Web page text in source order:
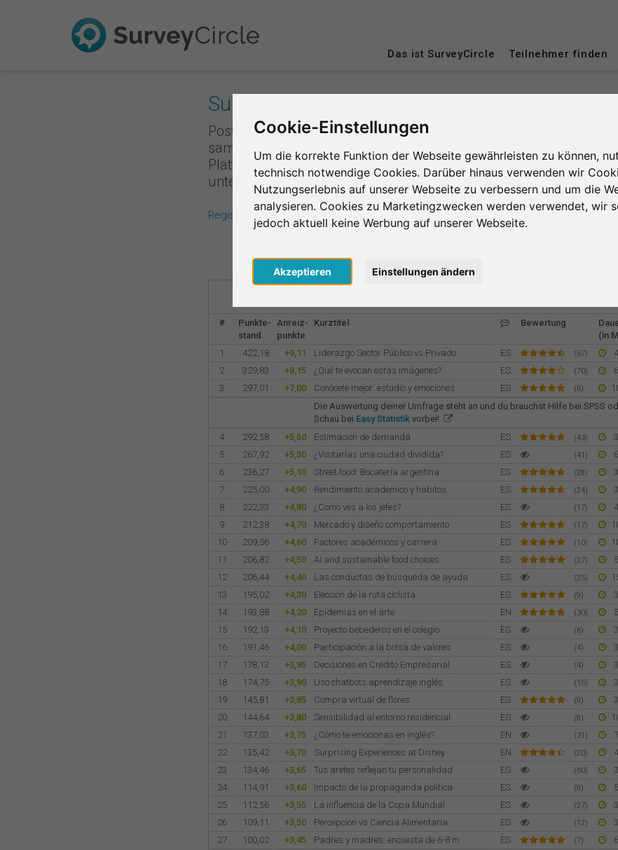
Cookie-Einstellungen
Um die korrekte Funktion der Webseite gewährleisten zu können,
technisch notwendige Cookies. Darüber hinaus verwenden wir
Nutzungserlebnis auf unserer Webseite zu verbessern und um die
analysieren. Cookies zu Marketingzwecken werden verwendet, wir
jedoch aktuell keine Werbung auf unserer Webseite.
Akzeptieren Einstellungen ändern
Das ist SurveyCircle Teilnehmer finden
Survey Ranking – das Herzstück von
Poste deine Umfrage im Survey Ranking und nimm an Studien
sammelst du Punkte und verbesserst die Platzierung deiner
Platzierung ist, desto mehr Menschen nehmen an deiner Studie
unterstützt, desto mehr Unterstützung bekommst du zurück.
Registriere dich kostenlos , um bei SurveyCircle Studienteilnehmer zu finden und
#
Punkte-
stand
Anreiz-
punkte
Kurztitel Bewertung
(in
1 422,18 +9,11 Liderazgo Sector Público vs Privado ES (57) 4
2
329,83 +8,15 ¿Qué te evocan estas imágenes? ES (70) 6
3
297,01 +7,00 Conócete mejor: estudio y emociones ES (6)
Die Auswertung deiner Umfrage steht an und du brauchst Hilfe bei SPSS
Schau bei Easy Statistik vorbei!
4 292,58 +5,50 Estimación de demanda ES (43) 3
5
267,92 +5,30 ¿Visitarías una ciudad dividida? ES (41) 6
6
236,27 +5,10 Street food: Bocatería argentina ES (28) 3
7
225,00 +4,90 Rendimiento academico y habitos ES (24) 3
8
222,33 +4,80 ¿Como ves a los jefes? ES (17) 4
9
212,38 +4,70 Mercado y diseño comportamiento ES (17)
10
209,56 +4,60 Factores académicos y carrera ES (10)
11
206,82 +4,50 AI and sustainable food choices ES (27) 5
12
206,44 +4,40 Las conductas de búsqueda de ayuda ES (25)
13
195,02 +4,30 Elección de la ruta ciclista ES (9) 3
14
193,88 +4,20 Epidemias en el arte EN (30) 5
15
192,13 +4,10 Proyecto bebederos en el colegio ES (6) 3
16
191,46 +4,00 Participación a la bolsa de valores ES (4) 3
17
178,13 +3,95 Decisiones en Crédito Empresarial ES (4) 3
18
174,75 +3,90 Uso chatbots aprendizaje inglés ES (15) 3
19
145,81 +3,85 Compra virtual de flores ES (9) 3
20
144,64 +3,80 Sensibilidad al entorno residencial ES (8)
21
137,03 +3,75 ¿Cómo te emocionas en inglés? EN (31) 7
22
135,42 +3,70 Surprising Experiences at Disney EN (20) 4
23
134,46 +3,65 Tus aretes reflejan tu personalidad ES (60) 3
24
114,91 +3,60 Impacto de la propaganda política ES (8) 5
25
112,56 +3,55 La influencia de la Copa Mundial ES (27) 3
26
109,11 +3,50 Percepción vs Ciencia Alimentaria ES (12) 3
27
100,02 +3,45 Padres y madres: encuesta de 6-8 m ES (7) 6